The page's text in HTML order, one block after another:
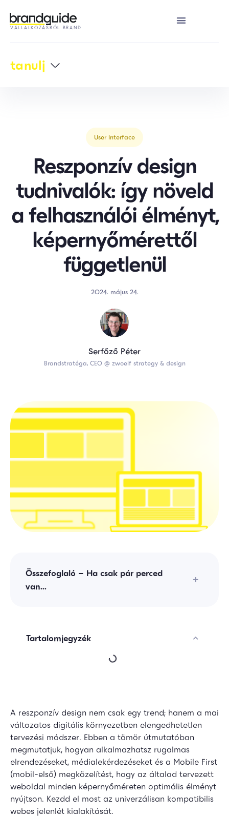
VÁLLALKOZÁSBÓL BRAND
tanulj
User Interface
Reszponzív design
tudnivalók: így növeld
a felhasználói élményt,
képernyőmérettől
függetlenül
2024. május 24.
Serfőző Péter
Brandstratéga, CEO @ zwoelf strategy & design
Összefoglaló – Ha csak pár perced
van...
Tartalomjegyzék
A reszponzív design nem csak egy trend; hanem a mai
változatos digitális környezetben elengedhetetlen
tervezési módszer. Ebben a tömör útmutatóban
megmutatjuk, hogyan alkalmazhatsz rugalmas
elrendezéseket, médialekérdezéseket és a Mobile First
(mobil-első) megközelítést, hogy az általad tervezett
weboldal minden képernyőméreten optimális élményt
nyújtson. Kezdd el most az univerzálisan kompatibilis
webes jelenlét kialakítását.